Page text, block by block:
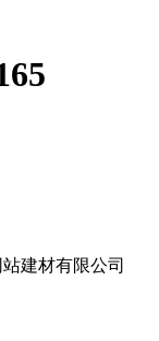
建材有限公司